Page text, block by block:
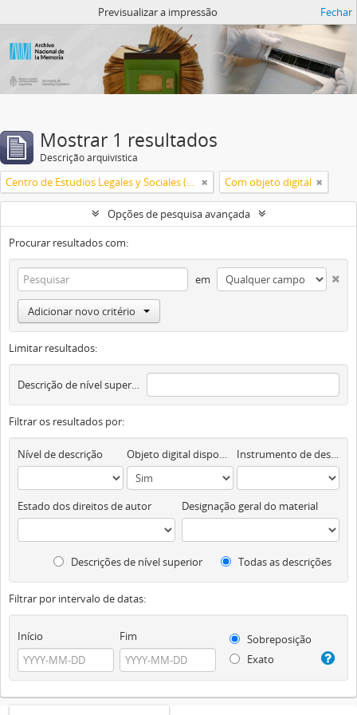
Previsualizar a impressão Fechar
Mostrar 1 resultados
Descrição arquivística
Centro de Estudios Legales y Sociales (CELS) Com objeto digital
Opções de pesquisa avançada
Procurar resultados com:
em
Adicionar novo critério
Limitar resultados:
Descrição de nível superior
Filtrar os resultados por:
Nível de descrição Objeto digital disponível Instrumento de descrição documental
Estado dos direitos de autor Designação geral do material
Descrições de nível superior Todas as descrições
Filtrar por intervalo de datas:
Início Fim
Sobreposição
Exato